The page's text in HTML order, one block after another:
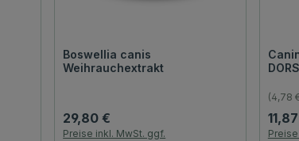
Boswellia canis
Weihrauchextrakt
Regulärer Preis:
29,80 €
Preise inkl. MwSt. ggf.
(4,78